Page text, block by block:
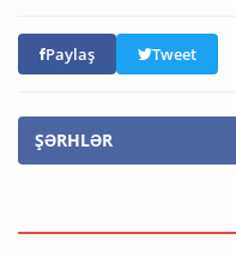
Paylaş Tweet
ŞƏRHLƏR